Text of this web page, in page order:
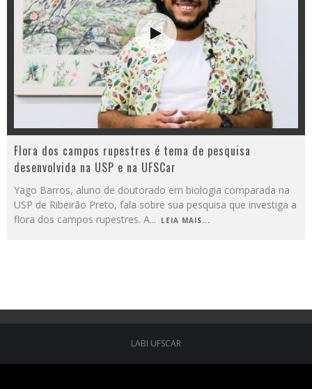
Flora dos campos rupestres é tema de pesquisa
desenvolvida na USP e na UFSCar
Yago Barros, aluno de doutorado em biologia comparada na
USP de Ribeirão Preto, fala sobre sua pesquisa que investiga a
flora dos campos rupestres. A... LEIA MAIS...
LABI UFSCAR